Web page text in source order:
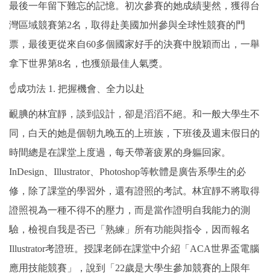
最後一年留下難忘的記憶。初次參賽的她成績斐然，獲得台
灣區域競賽第2名，取得赴美國加州參與全球性競賽的門
票，最後更從來自60多個國家好手的決賽中脫穎而出，一舉
拿下世界第8名，也獲頒最佳人氣獎。
☝成功法 1. 把握機會、全力以赴
靦腆的林宜靜，談到設計，卻是滔滔不絕。和一般大學生不
同，白天的她是個朝九晚五的上班族，下班後及週末假日的
時間總是在課堂上度過，每天帶著疲累的身軀回家。
InDesign、Illustrator、Photoshop等軟體是廣告系學生的必
修，除了課堂的學習外，還有證照的考試。林宜靜不將取得
證照視為一種不得不的壓力，而是當作證明自我能力的測
驗，檢視自我是否已「熟練」所有功能與指令，因而報名
Illustrator考證班。授課老師在課堂中介紹「ACA世界盃電腦
應用技能競賽」，說到「22歲是大學生參加競賽的上限年